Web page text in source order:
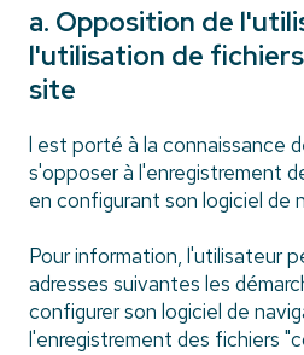
a. Opposition de
l'utilisation de
site
l est porté à la connaissance
s'opposer à l'enregistrement
en configurant son logiciel de
Pour information, l'utilisateur
adresses suivantes les
configurer son logiciel de
l'enregistrement des fichiers